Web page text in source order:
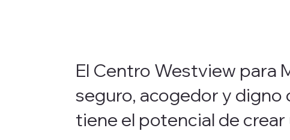
El Centro Westview para
seguro, acogedor y digno
tiene el potencial de